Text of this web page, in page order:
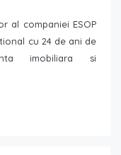
al companiei ESOP
cu 24 de ani de
imobiliara si